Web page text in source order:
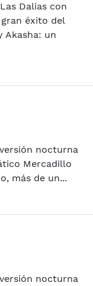
Dalias con
gran éxito del
Akasha: un
nocturna
Mercadillo
más de un...
nocturna